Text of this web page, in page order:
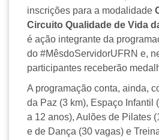
inscrições para a modalidade
Circuito Qualidade de Vida
é ação integrante da
do #MêsdoServidorUFRN e,
participantes receberão
A programação conta, ainda,
da Paz (3 km), Espaço Infantil
a 12 anos), Aulões de Pilates
e de Dança (30 vagas) e